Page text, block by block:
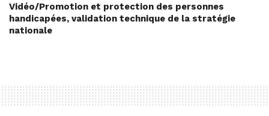
Vidéo/Promotion et protection des personnes
handicapées, validation technique de la stratégie
nationale